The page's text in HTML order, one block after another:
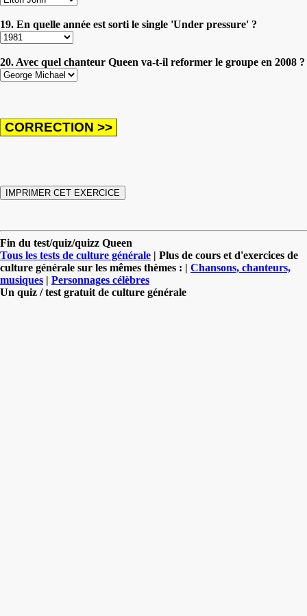
19. En quelle année est sorti le single 'Under pressure' ?
20. Avec quel chanteur Queen va-t-il reformer le groupe en 2008 ?
Fin du test/quiz/quizz Queen
Tous les tests de culture générale | Plus de cours et d'exercices de
culture générale sur les mêmes thèmes : | Chansons, chanteurs,
musiques | Personnages célèbres
Un quiz / test gratuit de culture générale